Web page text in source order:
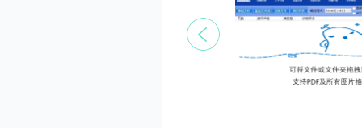
金鸣科技
想，所以